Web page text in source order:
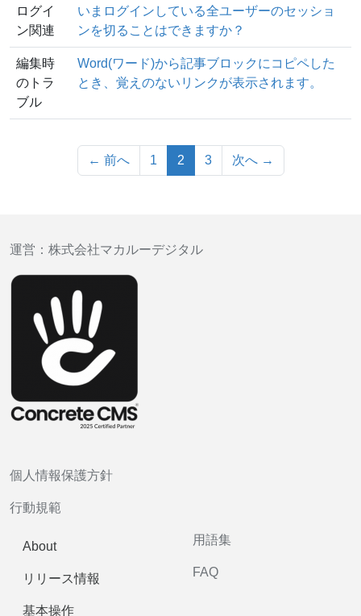
ログイ
ン関連
いまログインしている全ユーザーのセッショ
ンを切ることはできますか？
編集時
のトラ
ブル
Word(ワード)から記事ブロックにコピペした
とき、覚えのないリンクが表示されます。
← 前へ 1 2（このページ）
3 次へ →
運営： 株式会社マカルーデジタル
個人情報保護方針
行動規範
About
リリース情報
基本操作
用語集
FAQ